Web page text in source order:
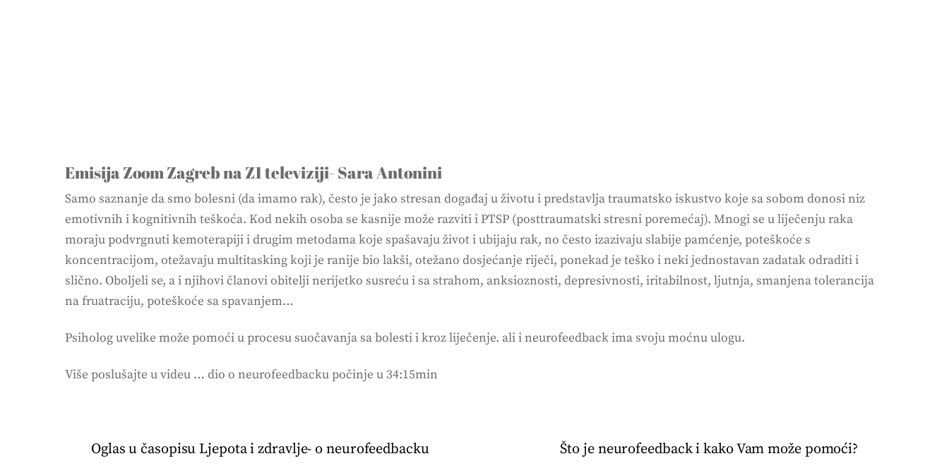
Emisija Zoom Zagreb na Z1 televiziji- Sara Antonini
Samo saznanje da smo bolesni (da imamo rak), često je jako stresan događaj u životu i predstavlja traumatsko iskustvo koje sa sobom donosi niz
emotivnih i kognitivnih teškoća. Kod nekih osoba se kasnije može razviti i PTSP (posttraumatski stresni poremećaj). Mnogi se u liječenju raka
moraju podvrgnuti kemoterapiji i drugim metodama koje spašavaju život i ubijaju rak, no često izazivaju slabije pamćenje, poteškoće s
koncentracijom, otežavaju multitasking koji je ranije bio lakši, otežano dosjećanje riječi, ponekad je teško i neki jednostavan zadatak odraditi i
slično. Oboljeli se, a i njihovi članovi obitelji nerijetko susreću i sa strahom, anksioznosti, depresivnosti, iritabilnost, ljutnja, smanjena tolerancija
na fruatraciju, poteškoće sa spavanjem…
Psiholog uvelike može pomoći u procesu suočavanja sa bolesti i kroz liječenje. ali i neurofeedback ima svoju moćnu ulogu.
Više poslušajte u videu … dio o neurofeedbacku počinje u 34:15min
Oglas u časopisu Ljepota i zdravlje- o neurofeedbacku Što je neurofeedback i kako Vam može pomoći?